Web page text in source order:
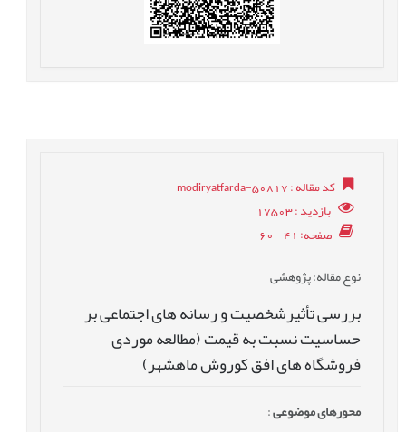
کد مقاله: modiryatfarda-50817
بازدید: 17503
صفحه: 41 - 60
نوع مقاله: پژوهشی
بررسی تأثیرشخصیت و رسانه های اجتماعی بر
حساسیت نسبت به قیمت (مطالعه موردی
فروشگاه های افق کوروش ماهشهر)
محورهای موضوعی: